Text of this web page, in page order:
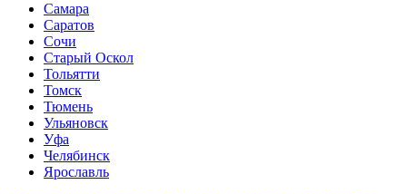
Самара
Саратов
Сочи
Старый Оскол
Тольятти
Томск
Тюмень
Ульяновск
Уфа
Челябинск
Ярославль